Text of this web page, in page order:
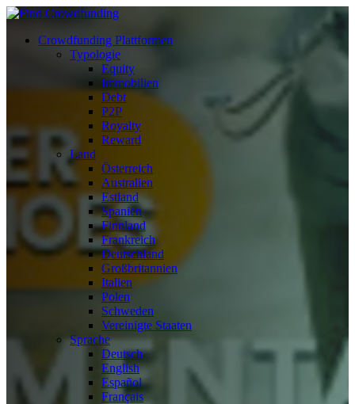
Crowdfunding Plattformen
Typologie
Equity
Immobilien
Debt
P2P
Royalty
Reward
Land
Österreich
Australien
Estland
Spanien
Finnland
Frankreich
Deutschland
Großbritannien
Italien
Polen
Schweden
Vereinigte Staaten
Sprache
Deutsch
English
Español
Français